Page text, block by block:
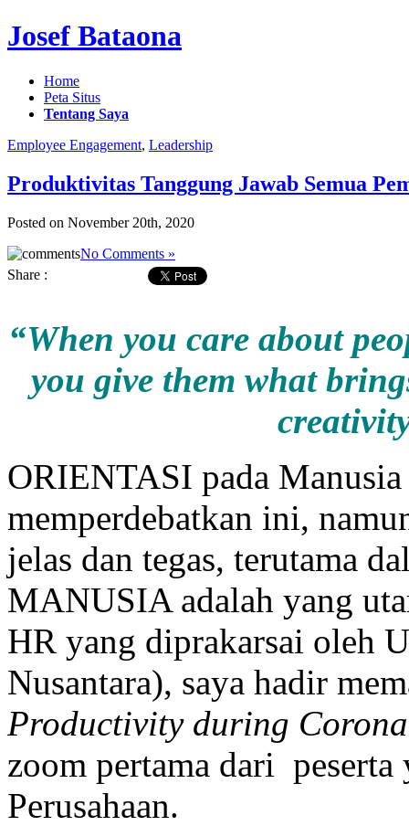
Josef Bataona
Home
Peta Situs
Tentang Saya
Employee Engagement, Leadership
Produktivitas Tanggung Jawab Semua
Posted on November 20th, 2020
No Comments »
Share :
“When you care about
you give them what
ORIENTASI pada
memperdebatkan ini,
jelas dan tegas, terutama
MANUSIA adalah yang
HR yang diprakarsai oleh
Nusantara), saya hadir
Productivity during
zoom pertama dari
Perusahaan.